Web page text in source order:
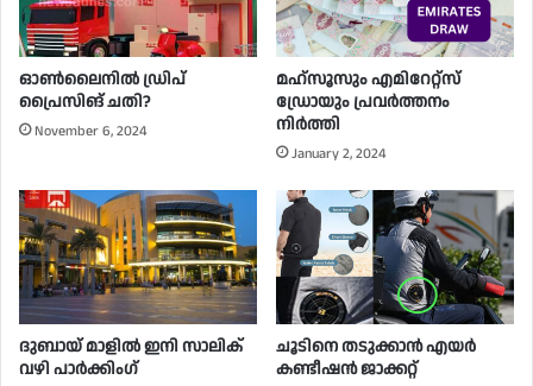
ഓൺലൈനിൽ ഡ്രിപ്
പ്രൈസിങ് ചതി?
November 6, 2024
മഹ്സൂസും എമിറേറ്റ്സ്
ഡ്രോയും പ്രവർത്തനം
നിർത്തി
January 2, 2024
ദുബായ് മാളിൽ ഇനി സാലിക്
വഴി പാർക്കിംഗ്
ചൂടിനെ തടുക്കാൻ എയർ
കണ്ടീഷൻ ജാക്കറ്റ്